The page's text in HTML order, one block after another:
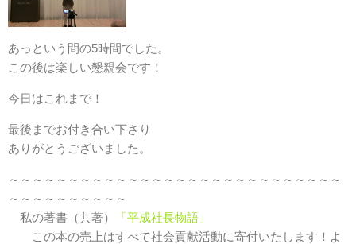
あっという間の5時間でした。
この後は楽しい懇親会です！
今日はこれまで！
最後までお付き合い下さり
ありがとうございました。
～～～～～～～～～～～～～～～～～～～～～～～～～～～～
～～～～～～～～～～
私の著書（共著）
「平成社長物語」
この本の売上はすべて社会貢献活動に寄付いたします！よ